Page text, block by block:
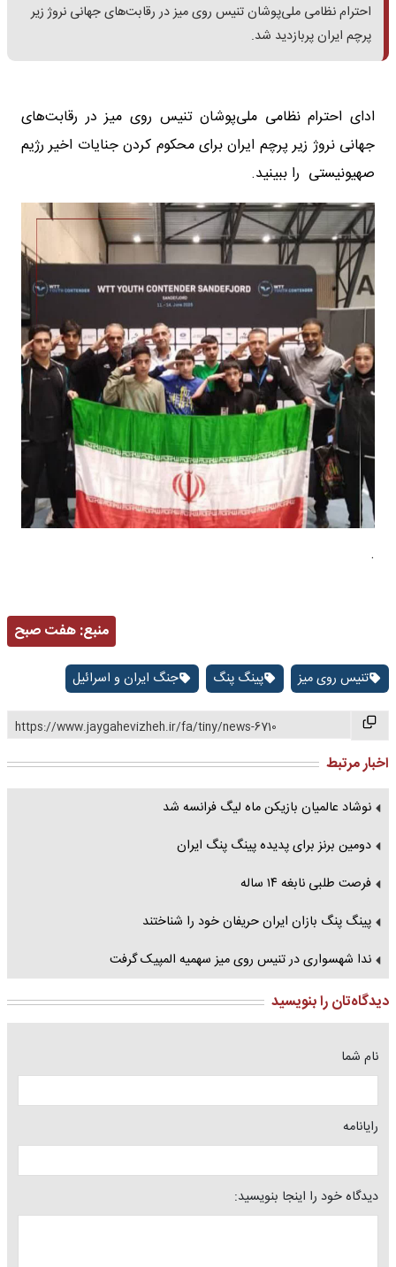
احترام نظامی ملی‌پوشان تنیس روی میز در رقابت‌های جهانی نروژ زیر
پرچم ایران پربازدید شد.
ادای احترام نظامی ملی‌پوشان تنیس روی میز در رقابت‌های
جهانی نروژ زیر پرچم ایران برای محکوم کردن جنایات اخیر رژیم
صهیونیستی را ببینید.
.
منبع:هفت صبح
تنیس روی میز پینگ پنگ جنگ ایران و اسرائیل
https://www.jaygahevizheh.ir/fa/tiny/news-6710
اخبار مرتبط
نوشاد عالمیان بازیکن ماه لیگ فرانسه شد
دومین برنز برای پدیده پینگ پنگ ایران
فرصت طلبی نابغه ۱۴ ساله
پینگ پنگ بازان ایران حریفان خود را شناختند
ندا شهسواری در تنیس‌ روی‌ میز سهمیه المپیک گرفت
دیدگاه‌تان را بنویسید
نام شما
رایانامه
دیدگاه خود را اینجا بنویسید: